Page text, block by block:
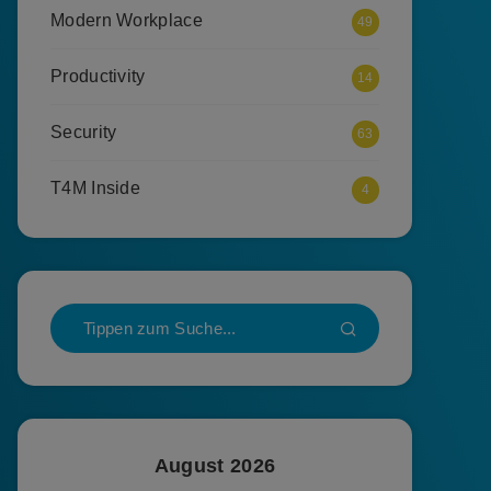
Modern Workplace 49
Productivity 14
Security 63
T4M Inside 4
August 2026